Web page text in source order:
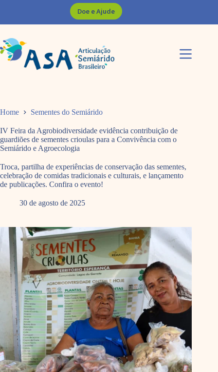
Doe e Ajude
Home Sementes do Semiárido
IV Feira da Agrobiodiversidade evidência contribuição de
guardiões de sementes crioulas para a Convivência com o
Semiárido e Agroecologia
Troca, partilha de experiências de conservação das sementes,
celebração de comidas tradicionais e culturais, e lançamento
de publicações. Confira o evento!
30 de agosto de 2025